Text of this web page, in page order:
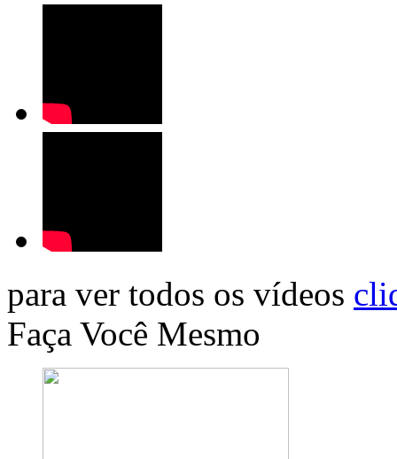
para ver todos os vídeos
Faça Você Mesmo